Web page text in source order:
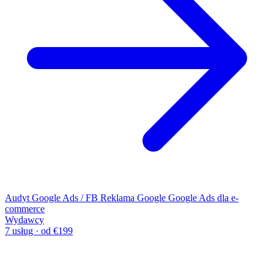
Audyt Google Ads / FB Reklama Google Google Ads dla e-
commerce
Wydawcy
7 usług · od €199